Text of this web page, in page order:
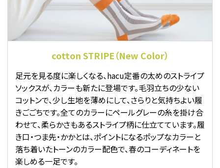
cotton STRIPE（New Color）
足元を見る度に楽しくなる、hacu定番の太めのストライプ
ソックスが、カラーも新たに登場です。毛羽立ちの少ない
コットンで、少し生地を薄めにして、さらりと気持ちよい履
きごごちです。全てのカラーにペールグレーの糸を掛け合
わせて、柔らかさもあるストライプ柄に仕立てています。履
き口・つま先・かかとは、ポイントになるポップなカラーと
落ち着いたトーンのカラー配色で、春のコーディネートを
楽しめる一足です。